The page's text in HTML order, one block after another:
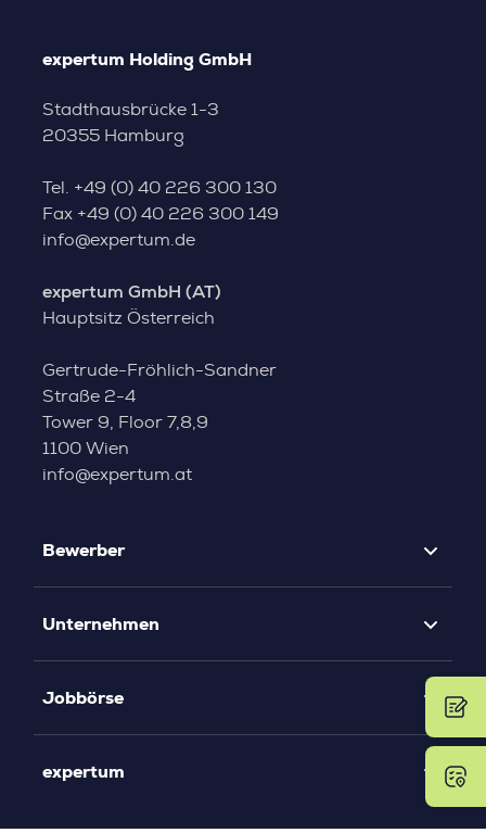
expertum Holding GmbH
Stadthausbrücke 1-3
20355 Hamburg
Tel. +49 (0) 40 226 300 130
Fax +49 (0) 40 226 300 149
info@expertum.de
expertum GmbH (AT)
Hauptsitz Österreich
Gertrude-Fröhlich-Sandner
Straße 2-4
Tower 9, Floor 7,8,9
1100 Wien
info@expertum.at
Bewerber
Unternehmen
Jobbörse
expertum